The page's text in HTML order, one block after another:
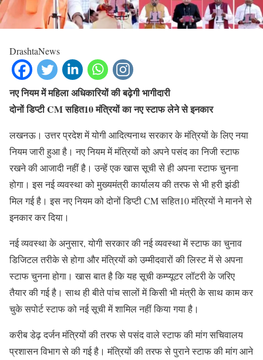
DrashtaNews
नए नियम में महिला अधिकारियों की बढ़ेगी भागीदारी
दोनों डिप्टी CM सहित10 मंत्रियों का नए स्टाफ लेने से इनकार
लखनऊ। उत्तर प्रदेश में योगी आदित्यनाथ सरकार के मंत्रियों के लिए नया
नियम जारी हुआ है। नए नियम में मंत्रियों को अपने पसंद का निजी स्टाफ
रखने की आजादी नहीं है। उन्हें एक खास सूची से ही अपना स्टाफ चुनना
होगा। इस नई व्यवस्था को मुख्यमंत्री कार्यालय की तरफ से भी हरी झंडी
मिल गई है। इस नए नियम को दोनों डिप्टी CM सहित10 मंत्रियों ने मानने से
इनकार कर दिया।
नई व्यवस्था के अनुसार, योगी सरकार की नई व्यवस्था में स्टाफ का चुनाव
डिजिटल तरीके से होगा और मंत्रियों को उम्मीदवारों की लिस्ट में से अपना
स्टाफ चुनना होगा। खास बात है कि यह सूची कम्प्यूटर लॉटरी के जरिए
तैयार की गई है। साथ ही बीते पांच सालों में किसी भी मंत्री के साथ काम कर
चुके सपोर्ट स्टाफ को नई सूची में शामिल नहीं किया गया है।
करीब डेढ़ दर्जन मंत्रियों की तरफ से पसंद वाले स्टाफ की मांग सचिवालय
प्रशासन विभाग से की गई है। मंत्रियों की तरफ से पुराने स्टाफ की मांग आने